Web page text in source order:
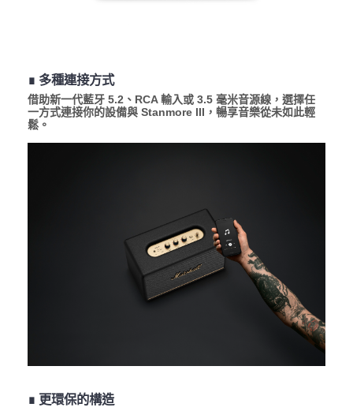
∎ 多種連接方式
借助新一代藍牙 5.2、RCA 輸入或 3.5 毫米音源線，選擇任
一方式連接你的設備與 Stanmore III，暢享音樂從未如此輕
鬆。
∎ 更環保的構造